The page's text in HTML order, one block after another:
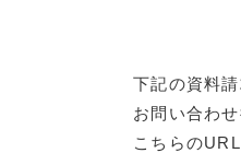
下記の資料
お問い合わ
こちらの